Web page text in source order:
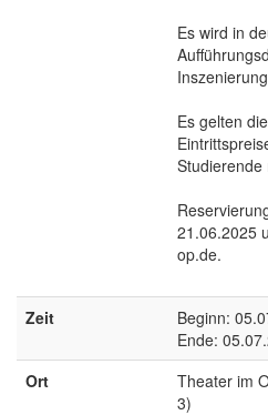
Es wird in
Es gelten
Studierende
21.06.2025
op.de.
Zeit
Beginn:
Ende:
Ort
Theater im
3)